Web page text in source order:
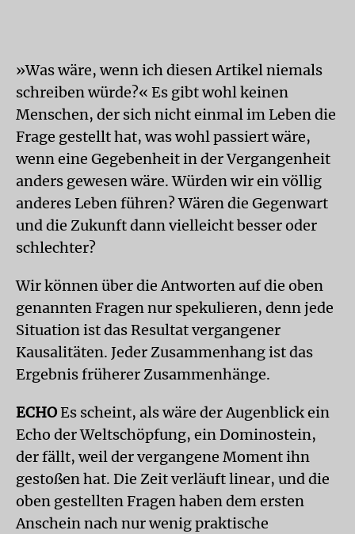
»Was wäre, wenn ich diesen Artikel niemals
schreiben würde?« Es gibt wohl keinen
Menschen, der sich nicht einmal im Leben die
Frage gestellt hat, was wohl passiert wäre,
wenn eine Gegebenheit in der Vergangenheit
anders gewesen wäre. Würden wir ein völlig
anderes Leben führen? Wären die Gegenwart
und die Zukunft dann vielleicht besser oder
schlechter?
Wir können über die Antworten auf die oben
genannten Fragen nur spekulieren, denn jede
Situation ist das Resultat vergangener
Kausalitäten. Jeder Zusammenhang ist das
Ergebnis früherer Zusammenhänge.
ECHOEs scheint, als wäre der Augenblick ein
Echo der Weltschöpfung, ein Dominostein,
der fällt, weil der vergangene Moment ihn
gestoßen hat. Die Zeit verläuft linear, und die
oben gestellten Fragen haben dem ersten
Anschein nach nur wenig praktische